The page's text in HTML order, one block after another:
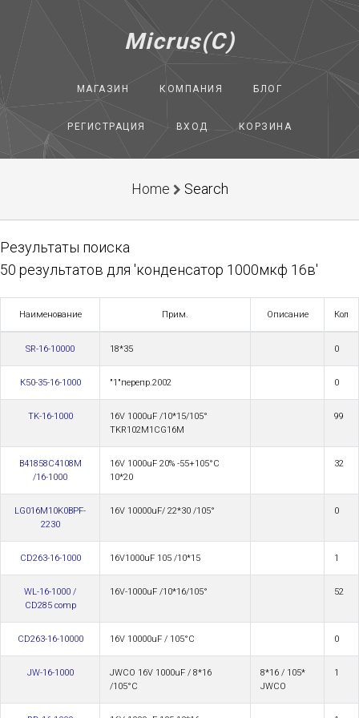
Micrus(C)
МАГАЗИН КОМПАНИЯ БЛОГ
РЕГИСТРАЦИЯ ВХОД КОРЗИНА
Home Search
Результаты поиска
50 результатов для 'конденсатор 1000мкф 16в'
Наименование Прим. Описание Кол
SR-16-10000 18*35 0
К50-35-16-1000 "1"перепр.2002 0
TK-16-1000
16V 1000uF /10*15/105°
TKR102M1CG16M
99
B41858C4108M
/16-1000
16V 1000uF 20% -55+105°С
10*20
32
LG016M10K0BPF-
2230
16V 10000uF/ 22*30 /105° 0
CD263-16-1000 16V1000uF 105 /10*15 1
WL-16-1000 /
CD285 comp
16V-1000uF /10*16/105° 52
CD263-16-10000 16V 10000uF / 105°С 0
JW-16-1000
JWCO 16V 1000uF / 8*16
/105°С
8*16 / 105*
JWCO
1